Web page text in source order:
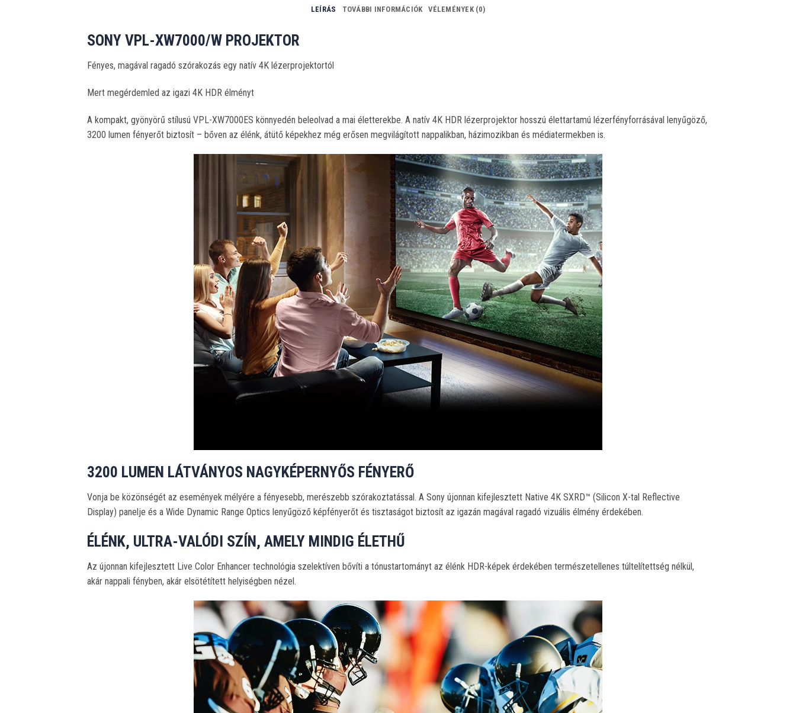
LEÍRÁS TOVÁBBI INFORMÁCIÓK VÉLEMÉNYEK (0)
SONY VPL-XW7000/W PROJEKTOR
Fényes, magával ragadó szórakozás egy natív 4K lézerprojektortól
Mert megérdemled az igazi 4K HDR élményt
A kompakt, gyönyörű stílusú VPL-XW7000ES könnyedén beleolvad a mai életterekbe. A natív 4K HDR lézerprojektor hosszú élettartamú lézerfényforrásával lenyűgöző,
3200 lumen fényerőt biztosít – bőven az élénk, átütő képekhez még erősen megvilágított nappalikban, házimozikban és médiatermekben is.
3200 LUMEN LÁTVÁNYOS NAGYKÉPERNYŐS FÉNYERŐ
Vonja be közönségét az események mélyére a fényesebb, merészebb szórakoztatással. A Sony újonnan kifejlesztett Native 4K SXRD™ (Silicon X-tal Reflective
Display) panelje és a Wide Dynamic Range Optics lenyűgöző képfényerőt és tisztaságot biztosít az igazán magával ragadó vizuális élmény érdekében.
ÉLÉNK, ULTRA-VALÓDI SZÍN, AMELY MINDIG ÉLETHŰ
Az újonnan kifejlesztett Live Color Enhancer technológia szelektíven bővíti a tónustartományt az élénk HDR-képek érdekében természetellenes túltelítettség nélkül,
akár nappali fényben, akár elsötétített helyiségben nézel.